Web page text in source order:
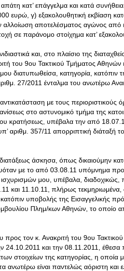
κατ’ επάγγελμα και κατά
ευρώ, γ) εξακολουθητική εκβίαση
αποτελέσματος αγώνος από
σε παράνομο στοίχημα κατ’
και, στο πλαίσιο της
του 9ου Τακτικού Τμήματος Αθηνών
διατυπωθείσα, κατηγορία, κατόπιν
27/2011 ένταλμα του ανωτέρω
με τους περιοριστικούς
στο αστυνομικό τμήμα της
κρατήσεως, υπέβαλα την από
αριθμ. 357/11 απορριπτική διάταξή
άσκησα, όπως δικαιούμην
με το από 03.08.11 υπόμνημα
ισχυρισμών μου, υπέβαλα,
και 11.10.11, πλήρως τεκμηριωμένα,
υποβολής της Εισαγγελικής
Πλημ/κων Αθηνών, το οποίο
προς τον κ. Ανακριτή του 9ου
24.10.2011 και την 08.11.2011,
στοιχείων της κατηγορίας, η οποία
είναι παντελώς αόριστη και